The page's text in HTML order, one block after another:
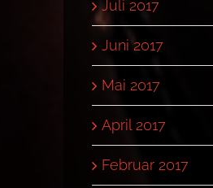
Juli 2017
Juni 2017
Mai 2017
April 2017
Februar 2017